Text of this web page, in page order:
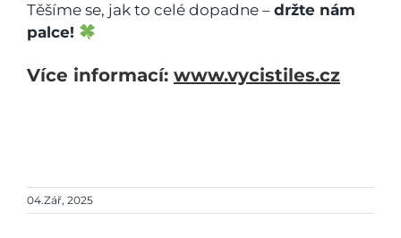
Těšíme se, jak to celé dopadne – držte nám
palce!
Více informací: www.vycistiles.cz
04.Zář, 2025